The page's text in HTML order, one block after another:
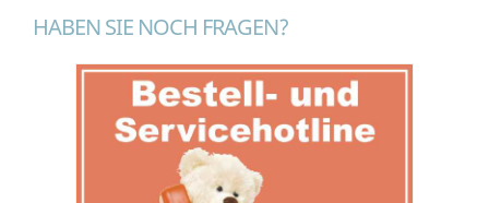
HABEN SIE NOCH FRAGEN?